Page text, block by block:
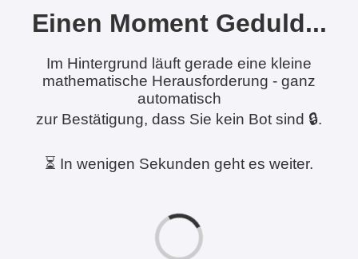
Einen Moment Geduld...
Im Hintergrund läuft gerade eine kleine
mathematische Herausforderung - ganz
automatisch
zur Bestätigung, dass Sie kein Bot sind 🔒.
⏳ In wenigen Sekunden geht es weiter.